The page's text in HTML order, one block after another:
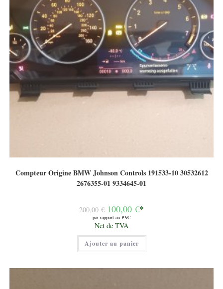
Compteur Origine BMW Johnson Controls 191533-10 30532612
2676355-01 9334645-01
200,00€ Le
prix
initial
était :
200,00 €.
100,00 €*
par rapport au PVC
Le
prix
actuel
est :
100,00 €.
Net de TVA
Ajouter au panier